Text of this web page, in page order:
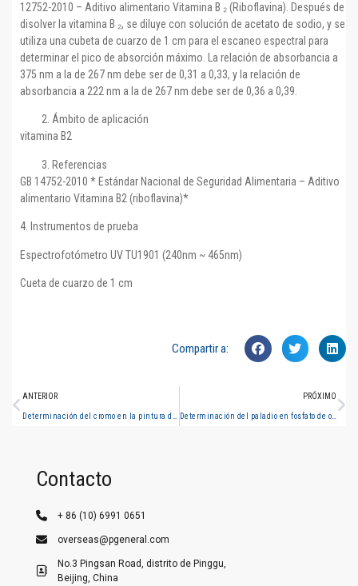
12752-2010 – Aditivo alimentario Vitamina B ₂ (Riboflavina). Después de
disolver la vitamina B ₂, se diluye con solución de acetato de sodio, y se
utiliza una cubeta de cuarzo de 1 cm para el escaneo espectral para
determinar el pico de absorción máximo. La relación de absorbancia a
375 nm a la de 267 nm debe ser de 0,31 a 0,33, y la relación de
absorbancia a 222 nm a la de 267 nm debe ser de 0,36 a 0,39.
Ámbito de aplicación
vitamina B2
Referencias
GB 14752-2010 * Estándar Nacional de Seguridad Alimentaria – Aditivo
alimentario Vitamina B2 (riboflavina)*
4. Instrumentos de prueba
Espectrofotómetro UV TU1901 (240nm ~ 465nm)
Cueta de cuarzo de 1 cm
Compartir a:
ANTERIOR PRÓXIMO
Contacto
+ 86 (10) 6991 0651
overseas@pgeneral.com
No.3 Pingsan Road, distrito de Pinggu,
Beijing, China